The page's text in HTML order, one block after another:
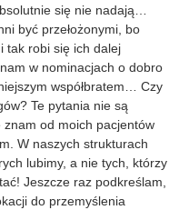
się nie nadają…
być przełożonymi, bo
tak robi się ich dalej
w nominacjach o dobro
współbratem… Czy
Te pytania nie są
od moich pacjentów
W naszych strukturach
lubimy, a nie tych, którzy
Jeszcze raz podkreślam,
do przemyślenia